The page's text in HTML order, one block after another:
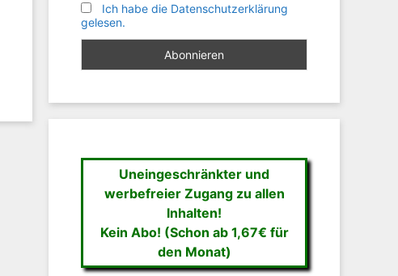
Ich habe die Datenschutzerklärung
gelesen.
Uneingeschränkter und
werbefreier Zugang zu allen
Inhalten!
Kein Abo! (Schon ab 1,67€ für
den Monat)